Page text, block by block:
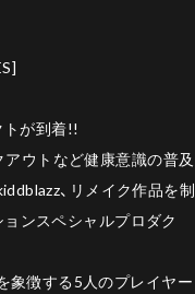
トが到着!!
ウトなど健康意識の普及
、リメイク作品を制
ンスペシャルプロダク
象徴する5人のプレイヤー